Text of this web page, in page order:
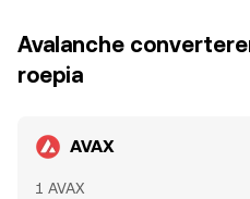
Avalanche
roepia
AVAX
1 AVAX